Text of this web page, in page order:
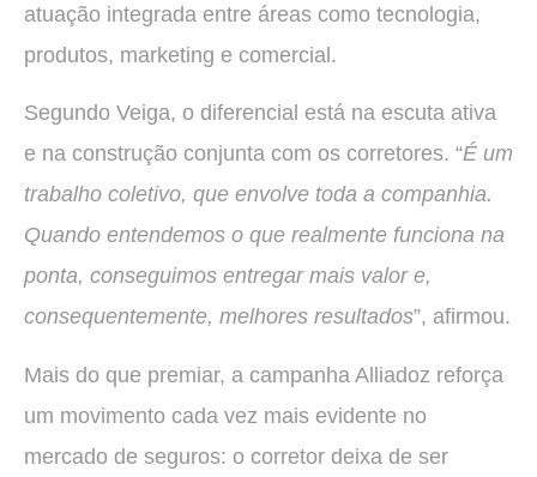
atuação integrada entre áreas como tecnologia,
produtos, marketing e comercial.
Segundo Veiga, o diferencial está na escuta ativa
e na construção conjunta com os corretores. “É um
trabalho coletivo, que envolve toda a companhia.
Quando entendemos o que realmente funciona na
ponta, conseguimos entregar mais valor e,
consequentemente, melhores resultados”, afirmou.
Mais do que premiar, a campanha Alliadoz reforça
um movimento cada vez mais evidente no
mercado de seguros: o corretor deixa de ser